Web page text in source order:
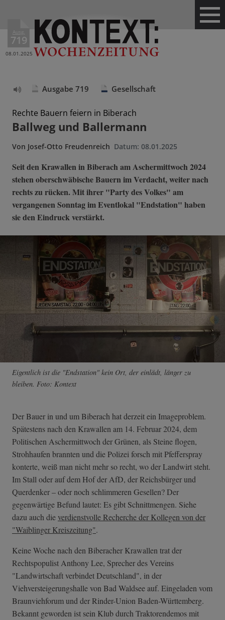
Ausg.
719
08.01.2025
vorlesen
Ausgabe 719 Gesellschaft
Rechte Bauern feiern in Biberach
Ballweg und Ballermann
Von Josef-Otto Freudenreich Datum: 08.01.2025
Seit den Krawallen in Biberach am Aschermittwoch 2024
stehen oberschwäbische Bauern im Verdacht, weiter nach
rechts zu rücken. Mit ihrer "Party des Volkes" am
vergangenen Sonntag im Eventlokal "Endstation" haben
sie den Eindruck verstärkt.
Eigentlich ist die "Endstation" kein Ort, der einlädt, länger zu
bleiben. Foto: Kontext
Der Bauer in und um Biberach hat derzeit ein Imageproblem.
Spätestens nach den Krawallen am 14. Februar 2024, dem
Politischen Aschermittwoch der Grünen, als Steine flogen,
Strohhaufen brannten und die Polizei forsch mit Pfefferspray
konterte, weiß man nicht mehr so recht, wo der Landwirt steht.
Im Stall oder auf dem Hof der AfD, der Reichsbürger und
Querdenker – oder noch schlimmeren Gesellen? Der
gegenwärtige Befund lautet: Es gibt Schnittmengen. Siehe
dazu auch dieverdienstvolle Recherche der Kollegen von der
"Waiblinger Kreiszeitung".
Keine Woche nach den Biberacher Krawallen trat der
Rechtspopulist Anthony Lee, Sprecher des Vereins
"Landwirtschaft verbindet Deutschland", in der
Viehversteigerungshalle von Bad Waldsee auf. Eingeladen vom
Braunviehforum und der Rinder-Union Baden-Württemberg.
Bekannt geworden ist sein Klub durch Traktorendemos mit